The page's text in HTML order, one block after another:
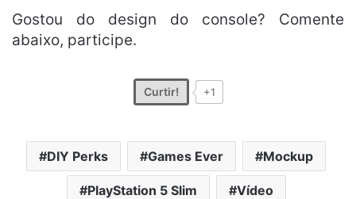
Gostou do design do console? Comente
abaixo, participe.
Curtir! +1
DIY Perks Games Ever Mockup
PlayStation 5 Slim Vídeo